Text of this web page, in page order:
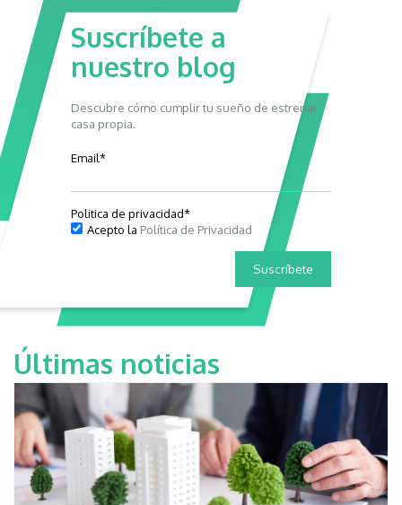
Suscríbete a
nuestro blog
Descubre cómo cumplir tu sueño de estrenar
casa propia.
Email*
Politica de privacidad*
Acepto la Política de Privacidad
Últimas noticias